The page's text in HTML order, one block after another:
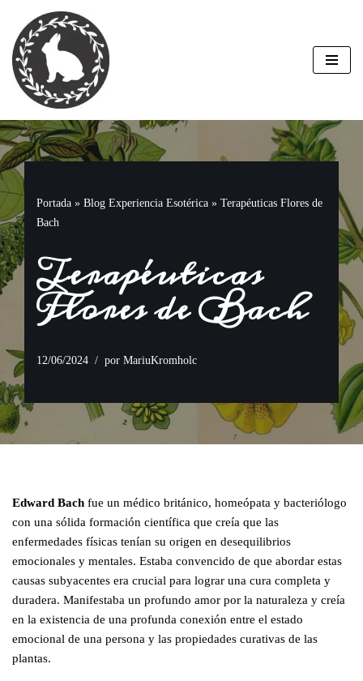
Saltar
al
contenido
Portada » Blog Experiencia Esotérica » Terapéuticas Flores de
Bach
Terapéuticas
Flores de Bach
12/06/2024 por MariuKromholc
Edward Bach fue un médico británico, homeópata y bacteriólogo
con una sólida formación científica que creía que las
enfermedades físicas tenían su origen en desequilibrios
emocionales y mentales. Estaba convencido de que abordar estas
causas subyacentes era crucial para lograr una cura completa y
duradera. Manifestaba un profundo amor por la naturaleza y creía
en la existencia de una profunda conexión entre el estado
emocional de una persona y las propiedades curativas de las
plantas.